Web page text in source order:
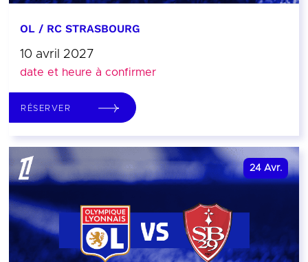
OL / RC STRASBOURG
10 avril 2027
date et heure à confirmer
RÉSERVER
24 Avr.